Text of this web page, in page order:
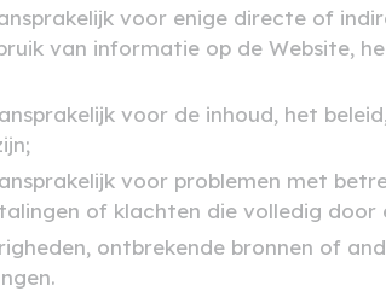
voor enige directe of
van informatie op de Website,
voor de inhoud, het
voor problemen met
of klachten die volledig
ontbrekende bronnen of